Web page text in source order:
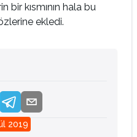
bir kısmının hala bu
ekledi.
2019